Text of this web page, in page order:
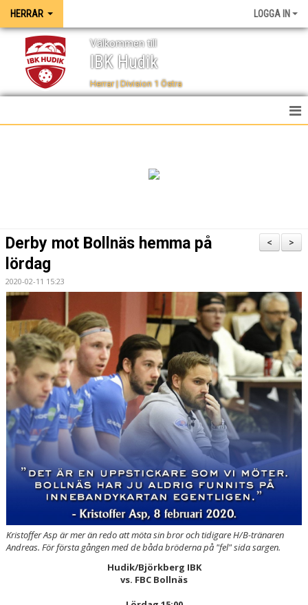
HERRAR LOGGA IN
IBK Hudik
Välkommen till
Herrar | Division 1 Östra
SPELSCHEMA
TABELL
BILDER
DOKUMENT
KONTAKT
WEBBSÄNDNINGAR
>
<
Derby mot Bollnäs hemma på
lördag
2020-02-11 15:23
Kristoffer Asp är mer än redo att möta sin bror och tidigare H/B-tränaren
Andreas. För första gången med de båda bröderna på "fel" sida sargen.
Hudik/Björkberg IBK
vs. FBC Bollnäs